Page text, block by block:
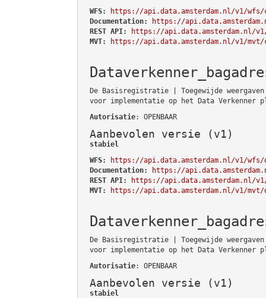
WFS:
https://api.data.amsterdam.nl/v1/wfs/
Documentation:
https://
REST API:
https://api.data.amsterdam.nl/
MVT:
https://api.data.amsterdam.nl/v1/mvt/
De Basisregistratie | Toegewijde
voor implementatie op het Data Verkenner
Autorisatie: OPENBAAR
Aanbevolen versie (v1)
stabiel
WFS:
https://api.data.amsterdam.nl/v1/wfs/
Documentation:
https://
REST API:
https://api.data.amsterdam.nl/
MVT:
https://api.data.amsterdam.nl/v1/mvt/
De Basisregistratie | Toegewijde
voor implementatie op het Data Verkenner
Autorisatie: OPENBAAR
Aanbevolen versie (v1)
stabiel